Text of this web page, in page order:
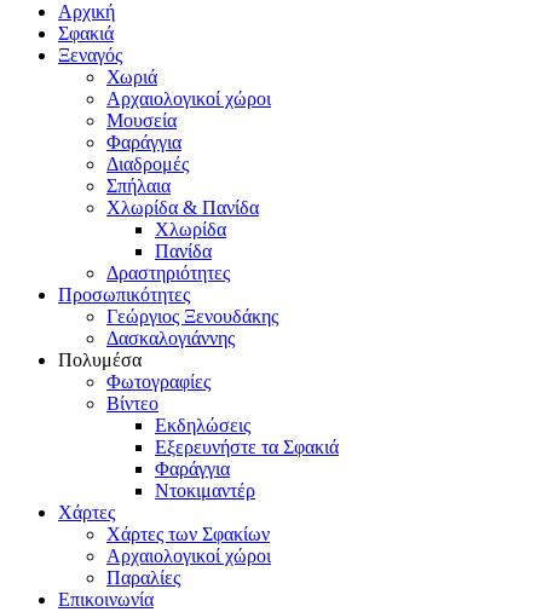
Αρχική
Σφακιά
Ξεναγός
Χωριά
Αρχαιολογικοί χώροι
Μουσεία
Φαράγγια
Διαδρομές
Σπήλαια
Χλωρίδα & Πανίδα
Χλωρίδα
Πανίδα
Δραστηριότητες
Προσωπικότητες
Γεώργιος Ξενουδάκης
Δασκαλογιάννης
Πολυμέσα
Φωτογραφίες
Βίντεο
Εκδηλώσεις
Εξερευνήστε τα Σφακιά
Φαράγγια
Ντοκιμαντέρ
Χάρτες
Χάρτες των Σφακίων
Αρχαιολογικοί χώροι
Παραλίες
Επικοινωνία